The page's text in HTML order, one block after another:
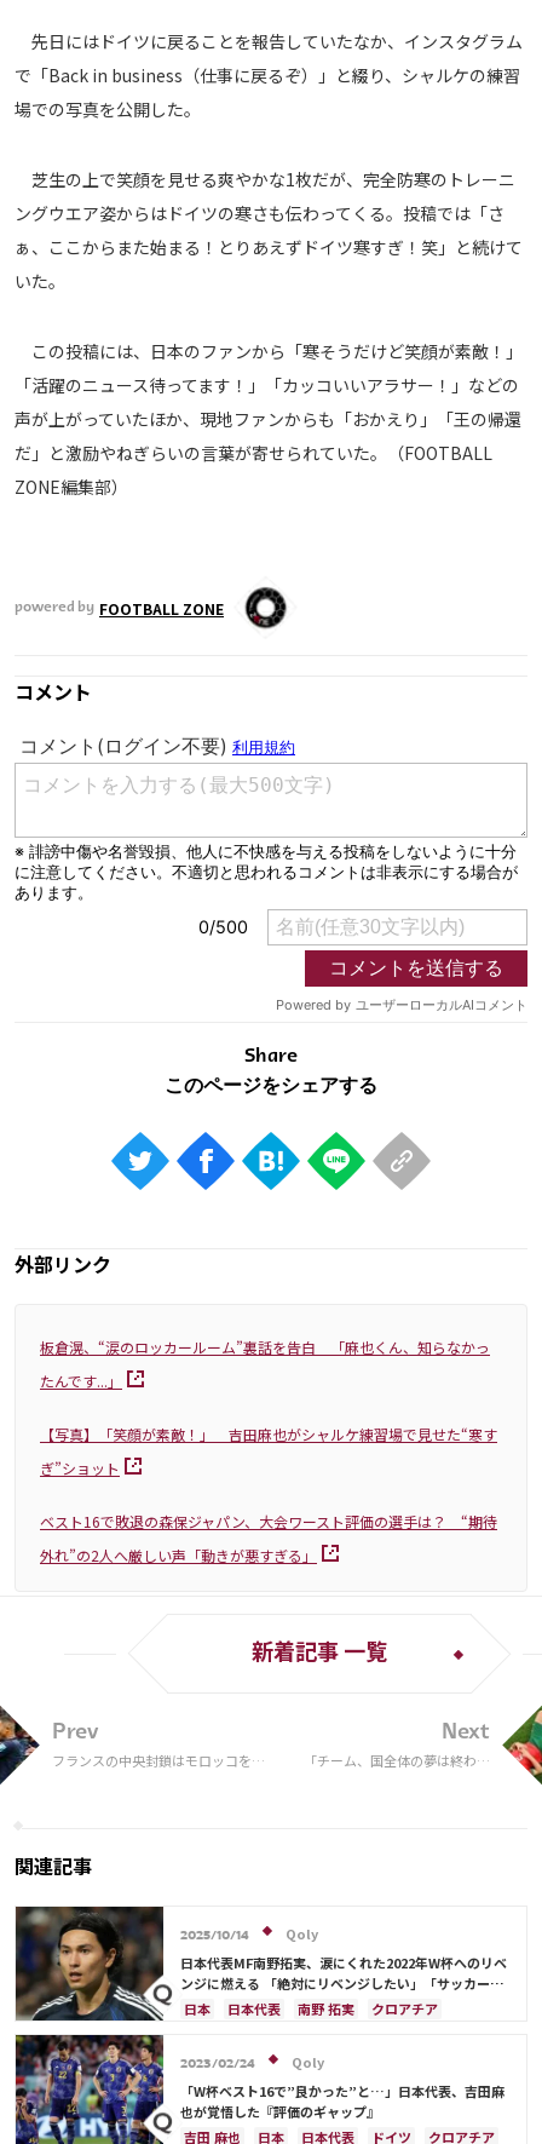
Share
© AbemaTV. Inc. All Rights Reserved.
先日にはドイツに戻ることを報告していたなか、インスタグラム
で「Back in business（仕事に戻るぞ）」と綴り、シャルケの練習
場での写真を公開した。
芝生の上で笑顔を見せる爽やかな1枚だが、完全防寒のトレーニ
ングウエア姿からはドイツの寒さも伝わってくる。投稿では「さ
ぁ、ここからまた始まる！とりあえずドイツ寒すぎ！笑」と続けて
いた。
この投稿には、日本のファンから「寒そうだけど笑顔が素敵！」
「活躍のニュース待ってます！」「カッコいいアラサー！」などの
声が上がっていたほか、現地ファンからも「おかえり」「王の帰還
だ」と激励やねぎらいの言葉が寄せられていた。（FOOTBALL
ZONE編集部）
powered by FOOTBALL ZONE
コメント
Share
外部リンク
板倉滉、“涙のロッカールーム”裏話を告白 「麻也くん、知らなかっ
たんです...」
【写真】「笑顔が素敵！」 吉田麻也がシャルケ練習場で見せた“寒す
ぎ”ショット
ベスト16で敗退の森保ジャパン、大会ワースト評価の選手は？ “期待
外れ”の2人へ厳しい声「動きが悪すぎる」
Prev
フランスの中央封鎖はモロッコをも
新着記事 一覧
Next
「チーム、国全体の夢は終わっ
関連記事
2025/10/14
Qoly
日本代表MF南野拓実、涙にくれた2022年W杯へのリベ
ンジに燃える 「絶対にリベンジしたい」「サッカー人
生をかけた戦い」
日本 日本代表 南野 拓実
クロアチア
谷 晃生
吉田 麻也 谷口 彰悟
2023/02/24
Qoly
「W杯ベスト16で”良かった”と…」日本代表、吉田麻
也が覚悟した『評価のギャップ』
吉田 麻也
日本 日本代表 ドイツ クロアチア